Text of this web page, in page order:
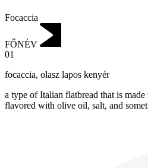
Focaccia
FŐNÉV
01
focaccia, olasz lapos kenyér
a type of Italian flatbread that is
flavored with olive oil, salt, and